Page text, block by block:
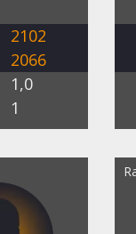
2102
2066
1,0
1